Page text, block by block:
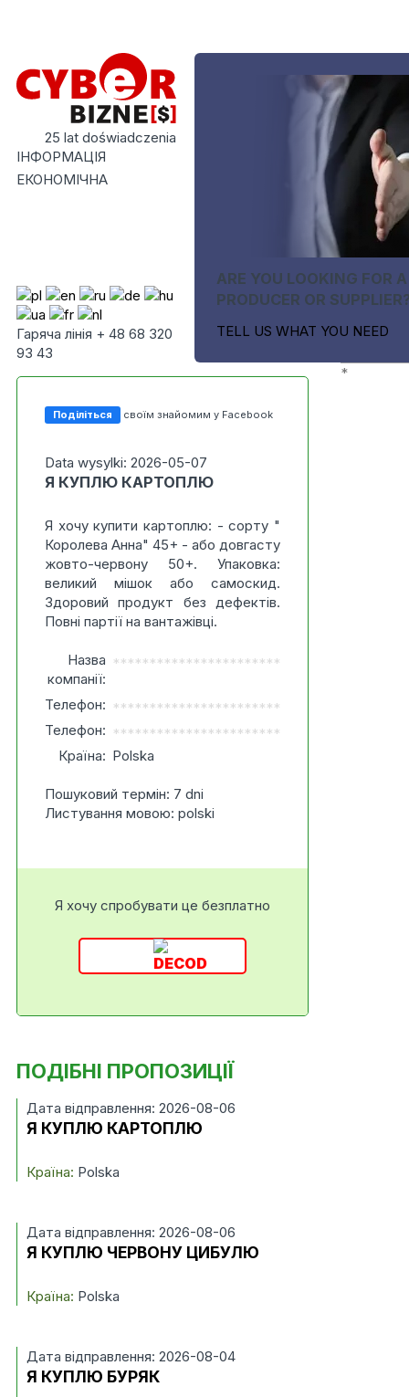
25 lat doświadczenia
ІНФОРМАЦІЯ
ЕКОНОМІЧНА
Гаряча лінія + 48 68 320
93 43
ARE YOU LOOKING FOR A
PRODUCER OR
TELL US WHAT YOU NEED
Поділіться своїм знайомим у Facebook
Data wysylki: 2026-05-07
Я КУПЛЮ КАРТОПЛЮ
Я хочу купити картоплю: - сорту "
Королева Анна" 45+ - або довгасту
жовто-червону 50+. Упаковка:
великий мішок або самоскид.
Здоровий продукт без дефектів.
Повні партії на вантажівці.
Назва
компанії:
***********************
Телефон: ***********************
Телефон: ***********************
Країна: Polska
Пошуковий термін: 7 dni
Листування мовою: polski
Я хочу спробувати це безплатно
*
ПОДІБНІ ПРОПОЗИЦІЇ
Дата відправлення: 2026-08-06
Я КУПЛЮ КАРТОПЛЮ
Країна: Polska
Дата відправлення: 2026-08-06
Я КУПЛЮ ЧЕРВОНУ ЦИБУЛЮ
Країна: Polska
Дата відправлення: 2026-08-04
Я КУПЛЮ БУРЯК